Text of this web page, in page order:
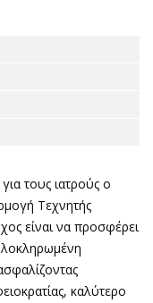
τους ιατρούς ο
Τεχνητής
είναι να προσφέρει
καλύτερο